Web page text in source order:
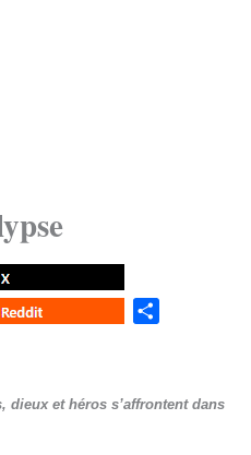
e
dieux et héros s’affrontent dans